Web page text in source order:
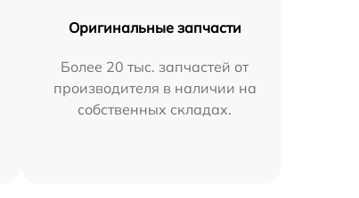
Оригинальные запчасти
Более 20 тыс. запчастей от
производителя в наличии на
собственных складах.